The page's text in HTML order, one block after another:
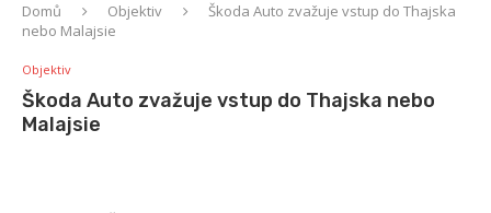
Domů Objektiv
Škoda Auto zvažuje vstup do Thajska
nebo Malajsie
Objektiv
Škoda Auto zvažuje vstup do Thajska nebo
Malajsie